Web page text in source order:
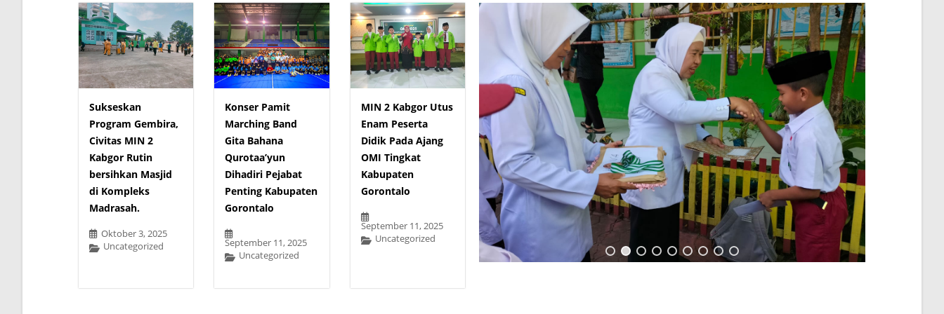
Sukseskan
Program Gembira,
Civitas MIN 2
Kabgor Rutin
bersihkan Masjid
di Kompleks
Madrasah.
Oktober 3, 2025
Uncategorized
Konser Pamit
Marching Band
Gita Bahana
Qurotaa’yun
Dihadiri Pejabat
Penting Kabupaten
Gorontalo
September 11, 2025
Uncategorized
MIN 2 Kabgor Utus
Enam Peserta
Didik Pada Ajang
OMI Tingkat
Kabupaten
Gorontalo
September 11, 2025
Uncategorized